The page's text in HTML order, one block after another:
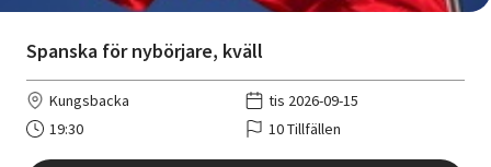
Spanska för nybörjare, kväll
Kungsbacka
tis 2026-09-15
19:30
10 Tillfällen